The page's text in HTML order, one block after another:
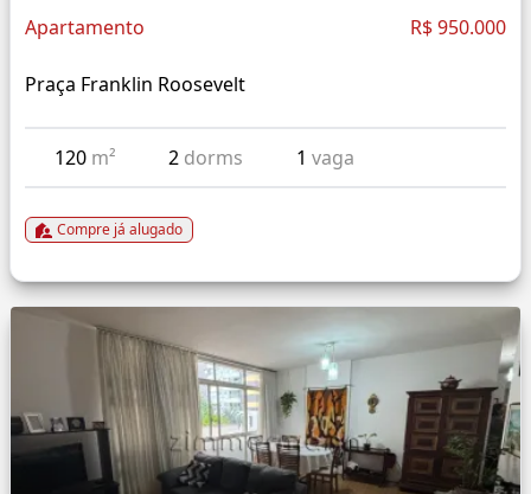
Apartamento R$ 950.000
Praça Franklin Roosevelt
120 m² 2 dorms 1vaga
Compre já alugado